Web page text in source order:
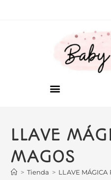
LLAVE
MAGOS
> Tienda > LLAVE MÁGICA